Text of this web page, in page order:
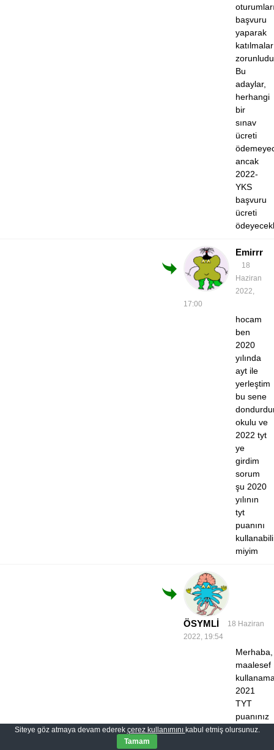
başvuru
yaparak
Bu
adaylar,
herhangi
bir
sınav
ücreti
ancak
2022-
YKS
başvuru
ücreti
Emirrr
18
Haziran
2022,
17:00
hocam
ben
2020
yılında
ayt ile
yerleştim
bu sene
okulu ve
2022 tyt
ye
girdim
sorum
şu 2020
yılının
tyt
puanını
miyim
ÖSYMLİ
18 Haziran
2022, 19:54
Merhaba,
maalesef
2021
TYT
puanınız
ham
Siteye göz atmaya devam ederek çerez kullanımını kabul etmiş olursunuz.
Tamam